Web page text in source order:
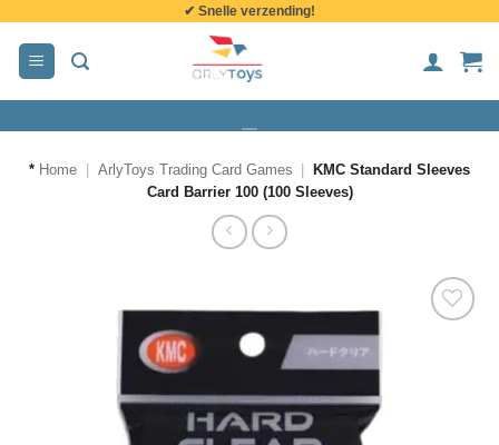
inhoud
✔ Snelle verzending!
* Home ArlyToys Trading Card Games
KMC Standard Sleeves
Card Barrier 100 (100 Sleeves)